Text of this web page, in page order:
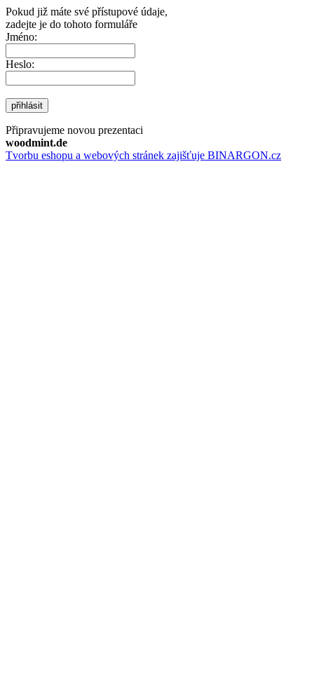
Pokud již máte své přístupové údaje,
zadejte je do tohoto formuláře
Jméno:
Heslo:
přihlásit
Připravujeme novou prezentaci
woodmint.de
Tvorbu eshopu a webových stránek zajišťuje BINARGON.cz